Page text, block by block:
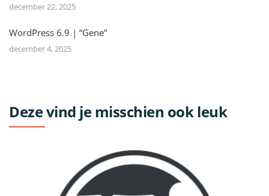
december 22, 2025
WordPress 6.9 | “Gene”
december 4, 2025
Deze vind je misschien ook leuk